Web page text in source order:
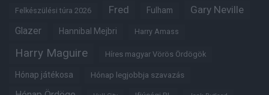
Felkészülési túra 2026 Fred Fulham Gary Neville
Glazer Hannibal Mejbri Harry Amass
Harry Maguire Híres magyar Vörös Ördögök
Hónap játékosa Hónap legjobbja szavazás